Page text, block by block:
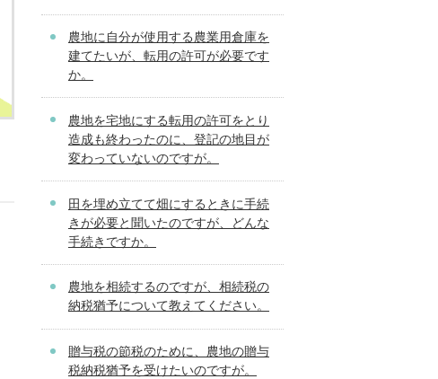
農地に自分が使用する農業用倉庫を
建てたいが、転用の許可が必要です
か。
農地を宅地にする転用の許可をとり
造成も終わったのに、登記の地目が
変わっていないのですが。
田を埋め立てて畑にするときに手続
きが必要と聞いたのですが、どんな
手続きですか。
農地を相続するのですが、相続税の
納税猶予について教えてください。
贈与税の節税のために、農地の贈与
税納税猶予を受けたいのですが。